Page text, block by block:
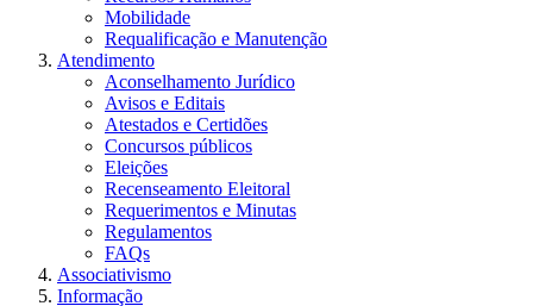
Mobilidade
Requalificação e Manutenção
Atendimento
Aconselhamento Jurídico
Avisos e Editais
Atestados e Certidões
Concursos públicos
Eleições
Recenseamento Eleitoral
Requerimentos e Minutas
Regulamentos
FAQs
Associativismo
Informação